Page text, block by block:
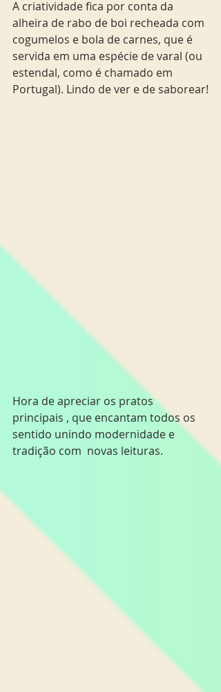
A criatividade fica por conta da
alheira de rabo de boi recheada com
cogumelos e bola de carnes, que é
servida em uma espécie de varal (ou
estendal, como é chamado em
Portugal). Lindo de ver e de saborear!
Hora de apreciar os pratos
principais , que encantam todos os
sentido unindo modernidade e
tradição com  novas leituras.